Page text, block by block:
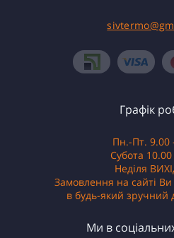
Графік
Пн.-Пт. 9.00
Субота
Неділя
Замовлення на сайті
в будь-який зручний
Ми в